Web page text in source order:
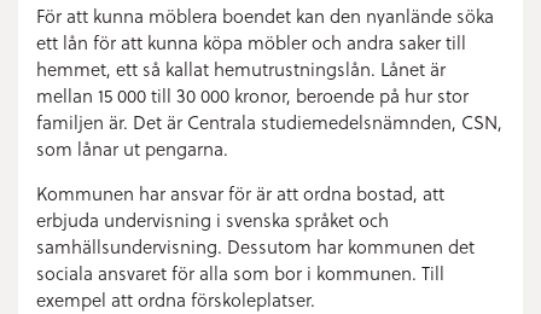
För att kunna möblera boendet kan den nyanlände söka
ett lån för att kunna köpa möbler och andra saker till
hemmet, ett så kallat hemutrustningslån. Lånet är
mellan 15 000 till 30 000 kronor, beroende på hur stor
familjen är. Det är Centrala studiemedelsnämnden, CSN,
som lånar ut pengarna.
Kommunen har ansvar för är att ordna bostad, att
erbjuda undervisning i svenska språket och
samhällsundervisning. Dessutom har kommunen det
sociala ansvaret för alla som bor i kommunen. Till
exempel att ordna förskoleplatser.